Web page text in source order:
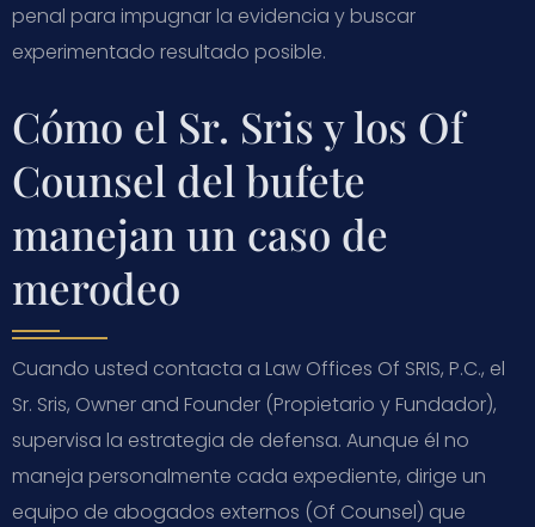
penal para impugnar la evidencia y buscar
experimentado resultado posible.
Cómo el Sr. Sris y los Of
Counsel del bufete
manejan un caso de
merodeo
Cuando usted contacta a Law Offices Of SRIS, P.C., el
Sr. Sris, Owner and Founder (Propietario y Fundador),
supervisa la estrategia de defensa. Aunque él no
maneja personalmente cada expediente, dirige un
equipo de abogados externos (Of Counsel) que